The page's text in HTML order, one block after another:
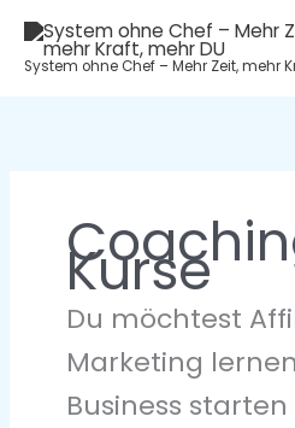
Inhalt
springen
System ohne Chef – Mehr Zeit, mehr
Kurse
Du möchtest
Marketing
Business